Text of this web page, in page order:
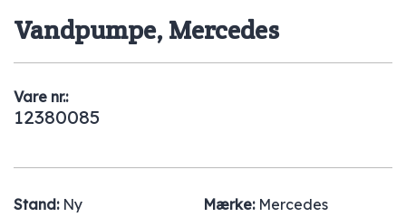
Vandpumpe, Mercedes
Vare nr.:
12380085
Stand: Ny Mærke: Mercedes